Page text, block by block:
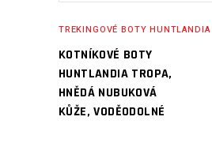
TREKINGOVÉ BOTY HUNTLANDIA
KOTNÍKOVÉ BOTY
HUNTLANDIA TROPA,
HNĚDÁ NUBUKOVÁ
KŮŽE, VODĚODOLNÉ